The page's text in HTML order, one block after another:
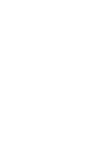
til bedre overblik,